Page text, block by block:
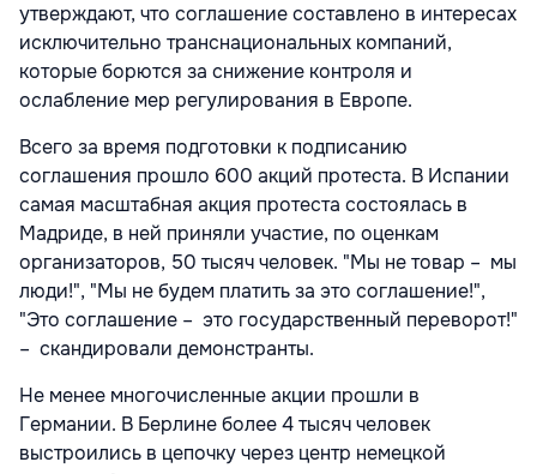
утверждают, что соглашение составлено в интересах
исключительно транснациональных компаний,
которые борются за снижение контроля и
ослабление мер регулирования в Европе.
Всего за время подготовки к подписанию
соглашения прошло 600 акций протеста. В Испании
самая масштабная акция протеста состоялась в
Мадриде, в ней приняли участие, по оценкам
организаторов, 50 тысяч человек. "Мы не товар – мы
люди!", "Мы не будем платить за это соглашение!",
"Это соглашение – это государственный переворот!"
– скандировали демонстранты.
Не менее многочисленные акции прошли в
Германии. В Берлине более 4 тысяч человек
выстроились в цепочку через центр немецкой